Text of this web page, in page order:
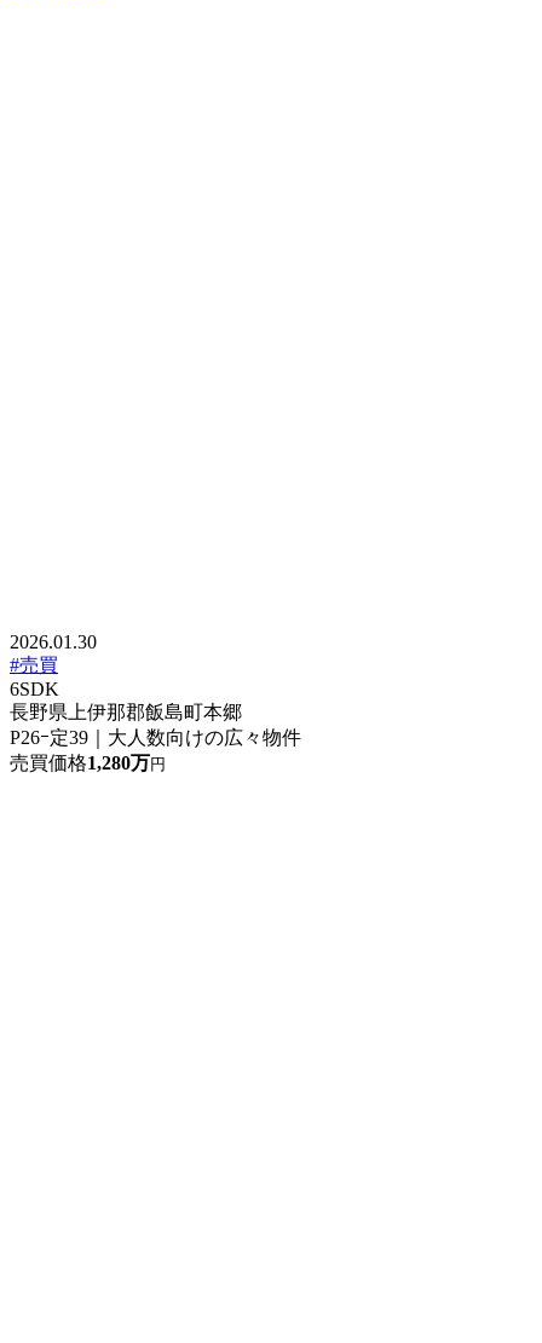
2026.01.30
#売買
6SDK
長野県上伊那郡飯島町本郷
P26ｰ定39｜大人数向けの広々物件
売買価格1,280万円